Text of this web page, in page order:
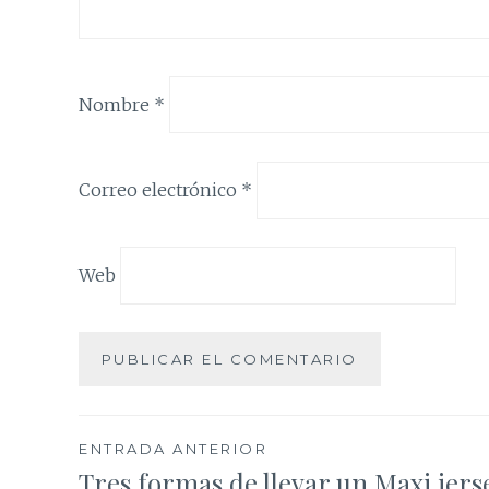
Nombre *
Correo electrónico *
Web
Navegación
ENTRADA ANTERIOR